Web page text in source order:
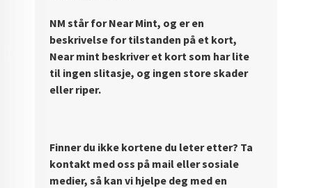
NM står for Near Mint, og er en
beskrivelse for tilstanden på et kort,
Near mint beskriver et kort som har lite
til ingen slitasje, og ingen store skader
eller riper.
Finner du ikke kortene du leter etter? Ta
kontakt med oss på mail eller sosiale
medier, så kan vi hjelpe deg med en